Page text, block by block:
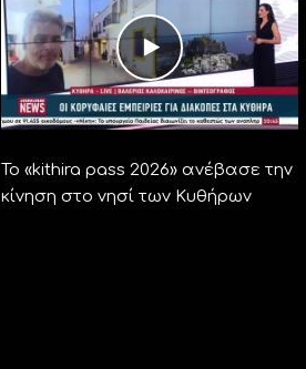
Το «kithira pass 2026» ανέβασε την
κίνηση στο νησί των Κυθήρων